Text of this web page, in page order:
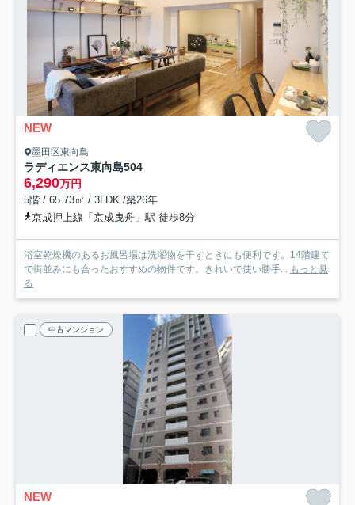
NEW
墨田区東向島
ラディエンス東向島504
6,290万円
5階 / 65.73㎡ / 3LDK /築26年
京成押上線「京成曳舟」駅 徒歩8分
浴室乾燥機のあるお風呂場は洗濯物を干すときにも便利です。14階建て
で街並みにも合ったおすすめの物件です。きれいで使い勝手... もっと見
る
中古マンション
NEW